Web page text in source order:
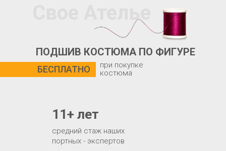
Свое Ателье
ПОДШИВ КОСТЮМА ПО ФИГУРЕ
БЕСПЛАТНО
средний стаж наших
портных - экспертов
11+ лет
при покупке
костюма